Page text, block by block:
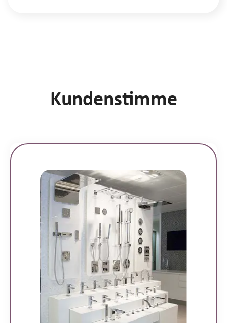
Kundenstimme